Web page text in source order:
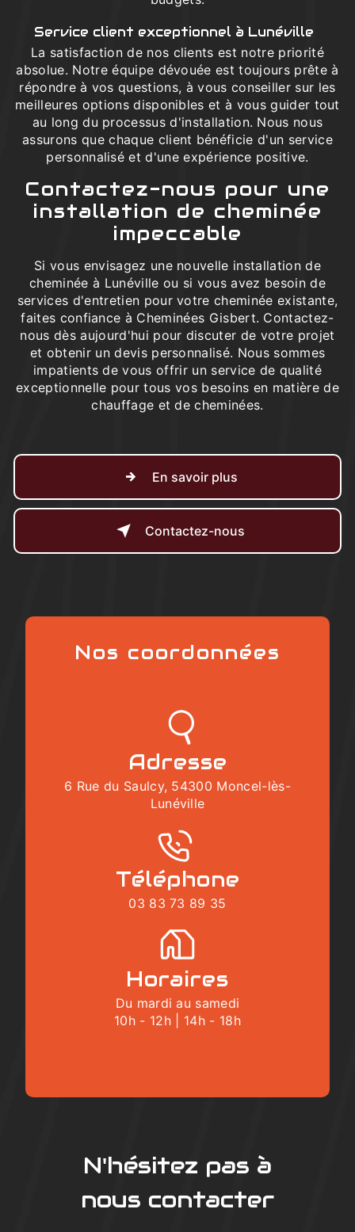
Service client exceptionnel à Lunéville
La satisfaction de nos clients est notre priorité
absolue. Notre équipe dévouée est toujours prête à
répondre à vos questions, à vous conseiller sur les
meilleures options disponibles et à vous guider tout
au long du processus d'installation. Nous nous
assurons que chaque client bénéficie d'un service
personnalisé et d'une expérience positive.
Contactez-nous pour une
installation de cheminée
impeccable
Si vous envisagez une nouvelle installation de
cheminée à Lunéville ou si vous avez besoin de
services d'entretien pour votre cheminée existante,
faites confiance à Cheminées Gisbert. Contactez-
nous dès aujourd'hui pour discuter de votre projet
et obtenir un devis personnalisé. Nous sommes
impatients de vous offrir un service de qualité
exceptionnelle pour tous vos besoins en matière de
chauffage et de cheminées.
En savoir plus
Contactez-nous
N'hésitez pas à
nous contacter
Nos coordonnées
Adresse
6 Rue du Saulcy, 54300 Moncel-lès-
Lunéville
Téléphone
03 83 73 89 35
Horaires
Du mardi au samedi
10h - 12h | 14h - 18h